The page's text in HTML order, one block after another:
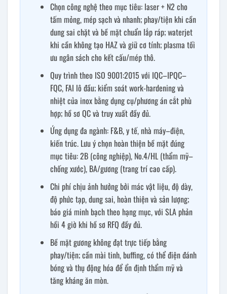
Chọn công nghệ theo mục tiêu: laser + N2 cho
tấm mỏng, mép sạch và nhanh; phay/tiện khi cần
dung sai chặt và bề mặt chuẩn lắp ráp; waterjet
khi cần không tạo HAZ và giữ cơ tính; plasma tối
ưu ngân sách cho kết cấu/mép thô.
Quy trình theo ISO 9001:2015 với IQC–IPQC–
FQC, FAI lô đầu; kiểm soát work-hardening và
nhiệt của inox bằng dụng cụ/phương án cắt phù
hợp; hồ sơ QC và truy xuất đầy đủ.
Ứng dụng đa ngành: F&B, y tế, nhà máy–điện,
kiến trúc. Lưu ý chọn hoàn thiện bề mặt đúng
mục tiêu: 2B (công nghiệp), No.4/HL (thẩm mỹ–
chống xước), BA/gương (trang trí cao cấp).
Chi phí chịu ảnh hưởng bởi mác vật liệu, độ dày,
độ phức tạp, dung sai, hoàn thiện và sản lượng;
báo giá minh bạch theo hạng mục, với SLA phản
hồi 4 giờ khi hồ sơ RFQ đầy đủ.
Bề mặt gương không đạt trực tiếp bằng
phay/tiện; cần mài tinh, buffing, có thể điện đánh
bóng và thụ động hóa để ổn định thẩm mỹ và
tăng kháng ăn mòn.